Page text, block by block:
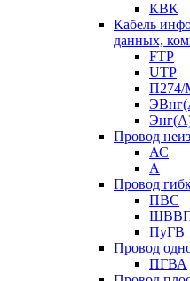
КВК
Кабель
данных,
FTP
UTP
Провод
АС
А
Провод
ПВС
ПуГВ
Провод
ПГВА